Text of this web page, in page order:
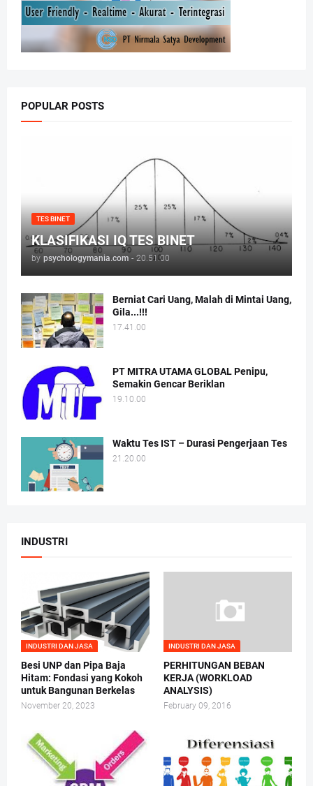
POPULAR POSTS
TES BINET
KLASIFIKASI IQ TES BINET
by psychologymania.com - 20.51.00
Berniat Cari Uang, Malah di Mintai Uang,
Gila...!!!
17.41.00
PT MITRA UTAMA GLOBAL Penipu,
Semakin Gencar Beriklan
19.10.00
Waktu Tes IST – Durasi Pengerjaan Tes
21.20.00
INDUSTRI
INDUSTRI DAN JASA
Besi UNP dan Pipa Baja
Hitam: Fondasi yang Kokoh
untuk Bangunan Berkelas
November 20, 2023
INDUSTRI DAN JASA
PERHITUNGAN BEBAN
KERJA (WORKLOAD
ANALYSIS)
February 09, 2016